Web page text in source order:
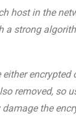
host in the
a strong
either encrypted
removed, so
the